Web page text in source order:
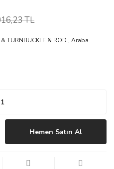
TL
TURNBUCKLE & ROD ,Araba
Hemen Satın Al